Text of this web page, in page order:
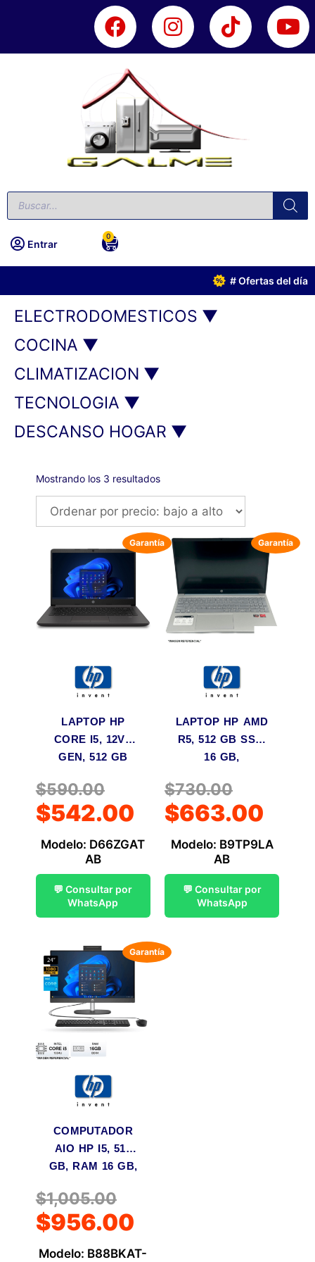
Entrar
0
# Ofertas del día
ELECTRODOMESTICOS ▼
COCINA ▼
CLIMATIZACION ▼
TECNOLOGIA ▼
DESCANSO HOGAR ▼
Mostrando los 3 resultados
LAPTOP HP
CORE I5, 12VA
GEN, 512 GB
PANTALLA 15,6″
SIN
Mod: D66ZGAT
AB
$590.00
$542.00
Modelo: D66ZGAT
AB
💬 Consultar por
WhatsApp
LAPTOP HP AMD
R5, 512 GB SSD,
16 GB,
15,6″ SIN
PROGRAMAS
AB
$730.00
$663.00
Modelo: B9TP9LA
AB
💬 Consultar por
WhatsApp
COMPUTADOR
AIO HP I5, 512
GB, RAM 16 GB,
SIN
PROGRAMAS
AB
$1,005.00
$956.00
Modelo: B88BKAT-